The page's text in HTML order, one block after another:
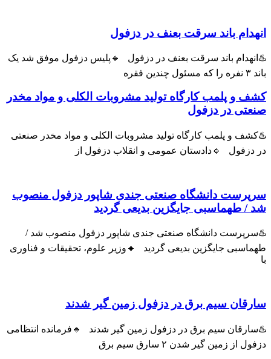
انهدام باند سرقت بعنف در دزفول
♨️انهدام باند سرقت بعنف در دزفول 🔹پلیس دزفول موفق شد یک
باند ۳ نفره را که مسئول چندین فقره
کشف و پلمب کارگاه تولید مشروبات الکلی و مواد مخدر
صنعتی در دزفول
♨️کشف و پلمب کارگاه تولید مشروبات الکلی و مواد مخدر صنعتی
در دزفول 🔹دادستان عمومی و انقلاب دزفول از
سرپرست دانشگاه صنعتی جندی شاپور دزفول منصوب
شد / طهماسبی جایگزین بدیعی گردید
♨️سرپرست دانشگاه صنعتی جندی شاپور دزفول منصوب شد /
طهماسبی جایگزین بدیعی گردید 🔸وزیر علوم، تحقیقات و فناوری
با
سارقان سیم برق در دزفول زمین گیر شدند
♨️سارقان سیم برق در دزفول زمین گیر شدند 🔹فرمانده انتظامی
دزفول از زمین گیر شدن ۲ سارق سیم برق